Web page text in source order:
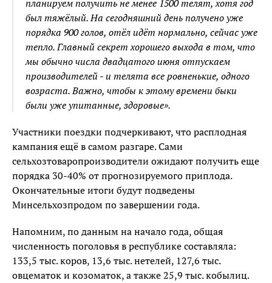
планируем получить не менее 1500 телят, хотя год
был тяжёлый. На сегодняшний день получено уже
порядка 900 голов, отёл идёт нормально, сейчас уже
тепло. Главный секрет хорошего выхода в том, что
мы обычно числа двадцатого июня отпускаем
производителей - и телята все ровненькие, одного
возраста. Важно, чтобы к этому времени быки
были уже упитанные, здоровые».
Участники поездки подчеркивают, что расплодная
кампания ещё в самом разгаре. Сами
сельхозтоваропроизводители ожидают получить еще
порядка 30-40% от прогнозируемого приплода.
Окончательные итоги будут подведены
Минсельхозпродом по завершении года.
Напомним, по данным на начало года, общая
численность поголовья в республике составляла:
133,5 тыс. коров, 13,6 тыс. нетелей, 127,6 тыс.
овцематок и козоматок, а также 25,9 тыс. кобылиц.